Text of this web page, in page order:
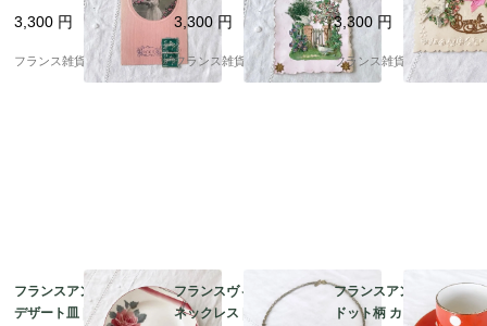
カラー モノクロポート
レート Bonne Annee
エンボス加工｜1900年
3,300 円
フランス雑貨chouchou
r d'amitié 白い鳩と可
憐な花々 コラージュ｜
1900年代初頭 (F009)
3,300 円
フランス雑貨chouchou
様のエンボス加工 シル
クリボン 白い鳩 Bonne
Annee エンボス加工｜
1900年代初頭 (A004)
3,300 円
フランス雑貨chouchou
フランスアンティーク
デザート皿 |ディゴワ
フランスヴィンテージ
ネックレス | 【希少】
フランスアンティーク
ドット柄 カップ＆ソー